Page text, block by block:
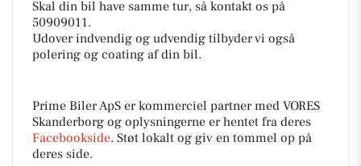
Skal din bil have samme tur, så kontakt os på
50909011.
Udover indvendig og udvendig tilbyder vi også
polering og coating af din bil.
Prime Biler ApS er kommerciel partner med VORES
Skanderborg og oplysningerne er hentet fra deres
Facebookside. Støt lokalt og giv en tommel op på
deres side.